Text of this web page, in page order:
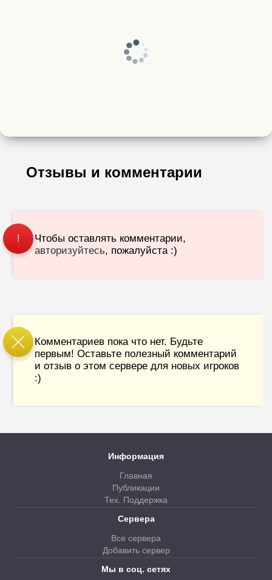
Отзывы и комментарии
!
Чтобы оставлять комментарии,
авторизуйтесь, пожалуйста :)
Комментариев пока что нет. Будьте
первым! Оставьте полезный комментарий
и отзыв о этом сервере для новых игроков
:)
Информация
Главная
Публикации
Тех. Поддержка
Сервера
Все сервера
Добавить сервер
Мы в соц. сетях